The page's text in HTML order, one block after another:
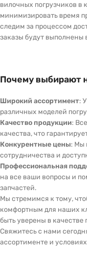
вилочных погрузчиков в
минимизировать время
следим за процессом
заказы будут выполнены
Почему выбирают
Широкий ассортимент:
различных моделей
Качество продукции:
качества, что
Конкурентные цены: Мы
сотрудничества и
Профессиональная
на все ваши вопросы и
запчастей.
Мы стремимся к тому,
комфортным для наших
быть уверены в
Свяжитесь с нами
ассортименте и